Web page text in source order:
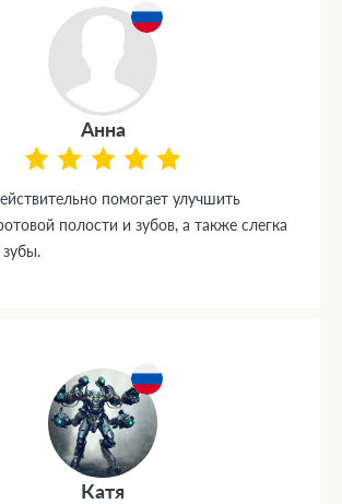
Анна
помогает улучшить
полости и зубов, а также слегка
зубы.
Катя